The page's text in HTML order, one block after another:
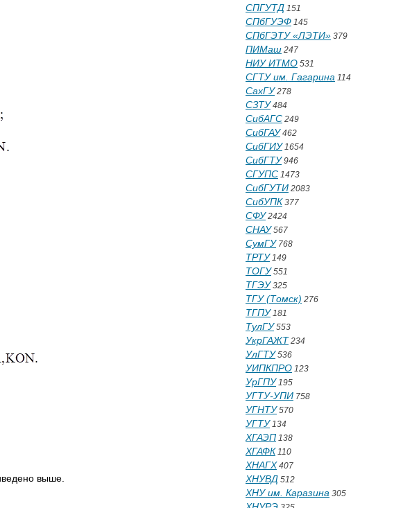
выше.
СПГУТД 151
СПбГУЭФ 145
СПбГЭТУ «ЛЭТИ» 379
ПИМаш 247
НИУ ИТМО 531
СГТУ им. Гагарина 114
СахГУ278
СЗТУ484
СибАГС 249
СибГАУ462
СибГИУ1654
СибГТУ946
СГУПС 1473
СибГУТИ 2083
СибУПК 377
СФУ2424
СНАУ567
СумГУ768
ТРТУ149
ТОГУ551
ТГЭУ325
ТГУ (Томск) 276
ТГПУ181
ТулГУ553
УкрГАЖТ 234
УлГТУ536
УИПКПРО 123
УрГПУ195
УГТУ-УПИ 758
УГНТУ570
УГТУ134
ХГАЭП 138
ХГАФК 110
ХНАГХ 407
ХНУВД 512
ХНУ им. Каразина 305